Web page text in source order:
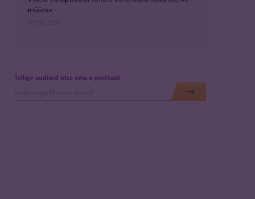
Tellige uudised otse oma e-postkasti
müüma